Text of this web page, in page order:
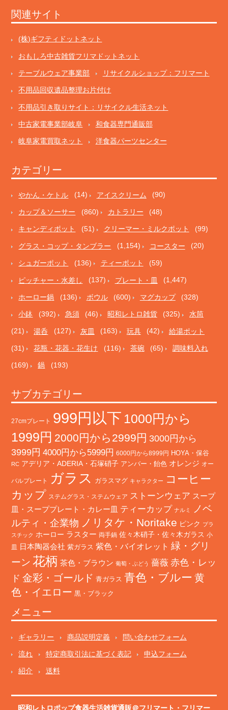
関連サイト
(株)ギフティドットネット
おもしろ中古雑貨フリマドットネット
テーブルウェア事業部 リサイクルショップ：フリマート
不用品回収遺品整理お片付け
不用品引き取りサイト：リサイクル生活ネット
中古家電事業部岐阜 和食器専門通販部
岐阜家電買取ネット 洋食器パーツセンター
カテゴリー
やかん・ケトル (14) アイスクリーム (90)
カップ＆ソーサー (860) カトラリー (48)
キャンディポット (51) クリーマー・ミルクポット (99)
グラス・コップ・タンブラー (1,154) コースター (20)
シュガーポット (136) ティーポット (59)
ピッチャー・水差し (137) プレート・皿 (1,447)
ホーロー鍋 (136) ボウル (600) マグカップ (328)
小鉢 (392) 急須 (46) 昭和レトロ雑貨 (325) 水筒
(21) 湯呑 (127) 灰皿 (163) 玩具 (42) 給湯ポット
(31) 花瓶・花器・花生け (116) 茶碗 (65) 調味料入れ
(169) 鍋 (193)
サブカテゴリー
27cmプレート 999円以下 1000円から
1999円 2000円から2999円 3000円から
3999円 4000円から5999円 6000円から8999円 HOYA・保谷
RC アデリア・ADERIA・石塚硝子 アンバー・飴色 オレンジ オー
バルプレート ガラス ガラスマグ キャラクター
コーヒー
カップ ステムグラス・ステムウェア ストーンウェア スープ
皿・スーププレート・カレー皿 ティーカップ ナルミ
ノベ
ルティ・企業物 ノリタケ・Noritake ピンク プラ
スチック ホーロー ラスター 両手鍋 佐々木硝子・佐々木ガラス 小
皿
日本陶器会社 紫ガラス 紫色・バイオレット 緑・グリ
ーン 花柄 茶色・ブラウン 葡萄・ぶどう 薔薇 赤色・レッ
ド 金彩・ゴールド 青ガラス 青色・ブルー 黄
色・イエロー 黒・ブラック
メニュー
ギャラリー 商品説明定義 問い合わせフォーム
流れ 特定商取引法に基づく表記 申込フォーム
紹介 送料
昭和レトロポップ食器生活雑貨通販＠フリマート ・ フリマー